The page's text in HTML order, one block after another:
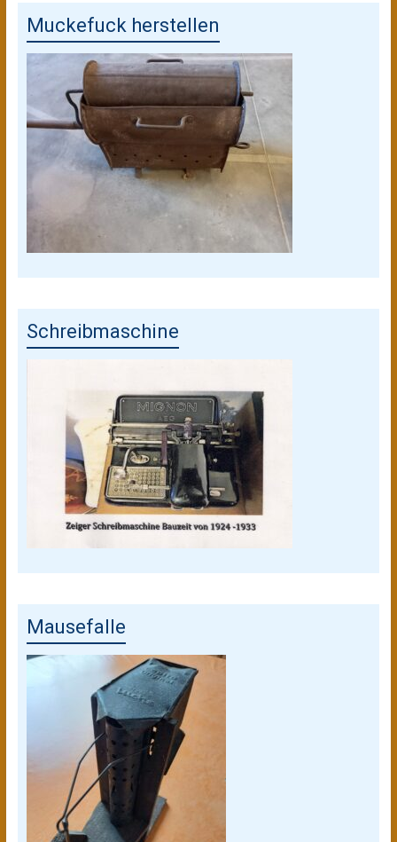
Muckefuck herstellen
Schreibmaschine
Mausefalle